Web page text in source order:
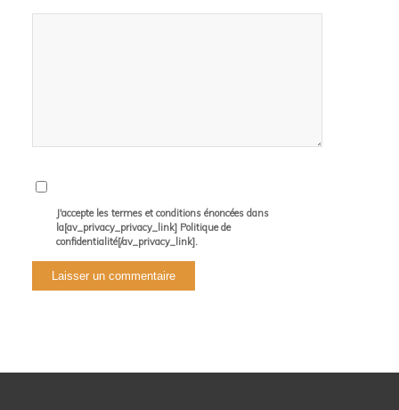
J'accepte les termes et conditions énoncées dans
la[av_privacy_privacy_link] Politique de
confidentialité[/av_privacy_link].